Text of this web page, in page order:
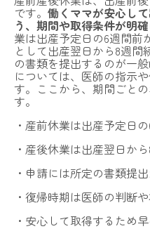
です。 働くママが安心し
う、期間や取得条件が明
業は出産予定日の6週間前
として出産翌日から8週
の書類を提出するのが一
については、医師の指示
す。ここから、期間ごと
す。
・産前休業は出産予定日
・産後休業は出産翌日か
・申請には所定の書類提
・復帰時期は医師の判断
・安心して取得するため